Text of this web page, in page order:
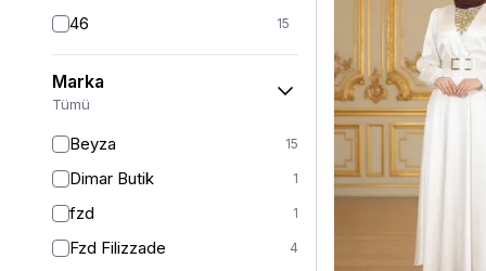
46 15
46/48 11
48 14
Marka
Tümü
Beyza 15
Dimar Butik 1
fzd 1
Fzd Filizzade 4